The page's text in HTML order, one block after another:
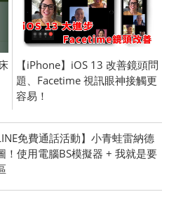
【iPhone】iOS 13 改善鏡頭問
題、Facetime 視訊眼神接觸更
容易！
免費通話活動】小青蛙雷納德
！使用電腦BS模擬器 + 我就是要